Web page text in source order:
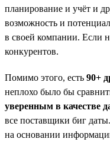
планирование и учёт и
возможность и
в своей компании. Если
конкурентов.
Помимо этого, есть 90+
неплохо было бы
уверенным в качестве
все поставщики биг
на основании